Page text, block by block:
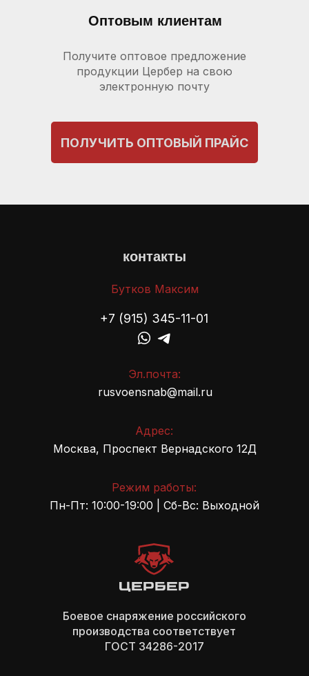
ПОЛУЧИТЬ ОПТОВЫЙ ПРАЙС
Получите оптовое предложение
продукции Цербер на свою
электронную почту
Оптовым клиентам
контакты
Бутков Максим
Эл.почта:
Боевое снаряжение российского
производства cоответствует
ГОСТ 34286-2017
Адрес:
Режим работы:
rusvoensnab@mail.ru
Москва, Проспект Вернадского 12Д
Пн-Пт: 10:00-19:00 | Сб-Вс: Выходной
+7 (915) 345-11-01